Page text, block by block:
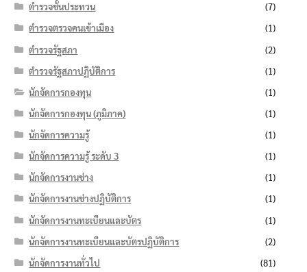
ตำรวจชั้นประทวน
(7)
ตำรวจตรวจคนเข้าเมือง
(1)
ตำรวจรัฐสภา
(2)
ตำรวจรัฐสภาปฏิบัติการ
(1)
นักจัดการกองทุน
(1)
นักจัดการกองทุน (ภูมิภาค)
(1)
นักจัดการความรู้
(1)
นักจัดการความรู้ ระดับ 3
(1)
นักจัดการงานช่าง
(1)
นักจัดการงานช่างปฏิบัติการ
(1)
นักจัดการงานทะเบียนและบัตร
(1)
นักจัดการงานทะเบียนและบัตรปฏิบัติการ
(2)
นักจัดการงานทั่วไป
(81)